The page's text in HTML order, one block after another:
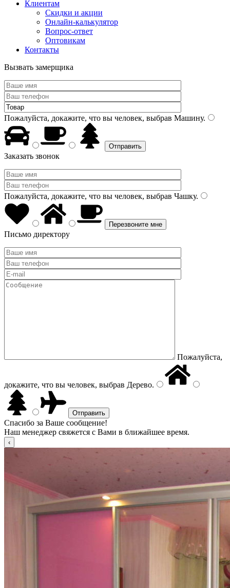
Клиентам
Скидки и акции
Онлайн-калькулятор
Вопрос-ответ
Оптовикам
Контакты
Вызвать замерщика
Пожалуйста, докажите, что вы человек, выбрав Машину.
Заказать звонок
Пожалуйста, докажите, что вы человек, выбрав Чашку.
Письмо директору
Пожалуйста,
докажите, что вы человек, выбрав Дерево.
Спасибо за Ваше сообщение!
Наш менеджер свяжется с Вами в ближайшее время.